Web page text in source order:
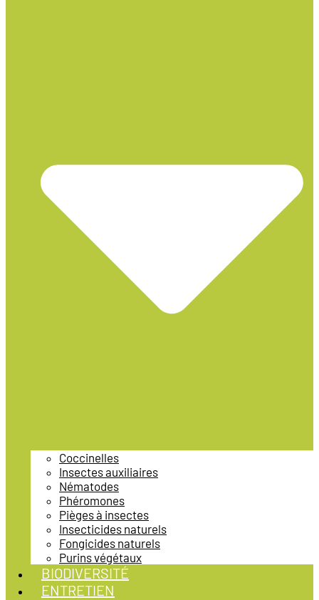
Coccinelles
Insectes auxiliaires
Nématodes
Phéromones
Pièges à insectes
Insecticides naturels
Fongicides naturels
Purins végétaux
BIODIVERSITÉ
ENTRETIEN